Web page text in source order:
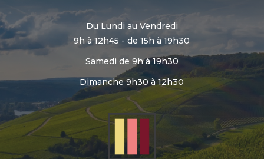
Du Lundi au Vendredi
9h à 12h45 - de 15h à 19h30
Samedi de 9h à 19h30
Dimanche 9h30 à 12h30